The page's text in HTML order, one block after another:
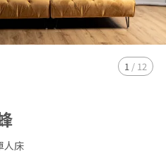
1 / 12
人床